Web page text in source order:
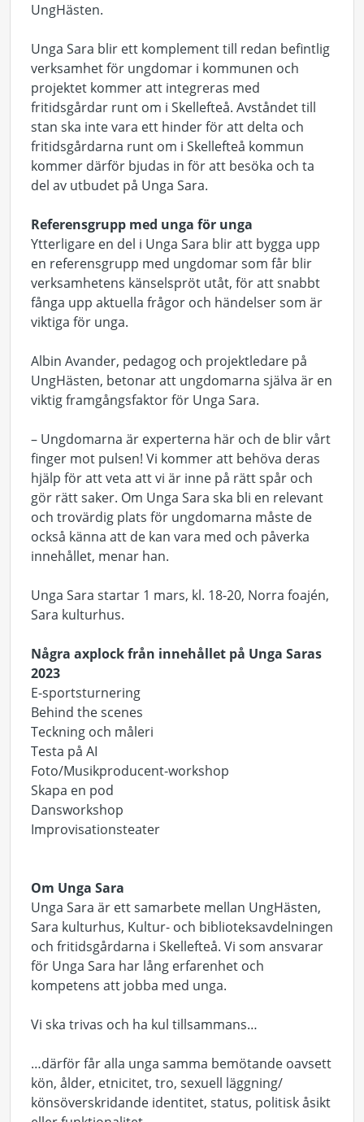
UngHästen.
Unga Sara blir ett komplement till redan befintlig
verksamhet för ungdomar i kommunen och
projektet kommer att integreras med
fritidsgårdar runt om i Skellefteå. Avståndet till
stan ska inte vara ett hinder för att delta och
fritidsgårdarna runt om i Skellefteå kommun
kommer därför bjudas in för att besöka och ta
del av utbudet på Unga Sara.
Referensgrupp med unga för unga
Ytterligare en del i Unga Sara blir att bygga upp
en referensgrupp med ungdomar som får blir
verksamhetens känselspröt utåt, för att snabbt
fånga upp aktuella frågor och händelser som är
viktiga för unga.
Albin Avander, pedagog och projektledare på
UngHästen, betonar att ungdomarna själva är en
viktig framgångsfaktor för Unga Sara.
– Ungdomarna är experterna här och de blir vårt
finger mot pulsen! Vi kommer att behöva deras
hjälp för att veta att vi är inne på rätt spår och
gör rätt saker. Om Unga Sara ska bli en relevant
och trovärdig plats för ungdomarna måste de
också känna att de kan vara med och påverka
innehållet, menar han.
Unga Sara startar 1 mars, kl. 18-20, Norra foajén,
Sara kulturhus.
Några axplock från innehållet på Unga Saras
2023
E-sportsturnering
Behind the scenes
Teckning och måleri
Testa på AI
Foto/Musikproducent-workshop
Skapa en pod
Dansworkshop
Improvisationsteater
Om Unga Sara
Unga Sara är ett samarbete mellan UngHästen,
Sara kulturhus, Kultur- och biblioteksavdelningen
och fritidsgårdarna i Skellefteå. Vi som ansvarar
för Unga Sara har lång erfarenhet och
kompetens att jobba med unga.
Vi ska trivas och ha kul tillsammans…
…därför får alla unga samma bemötande oavsett
kön, ålder, etnicitet, tro, sexuell läggning/
könsöverskridande identitet, status, politisk åsikt